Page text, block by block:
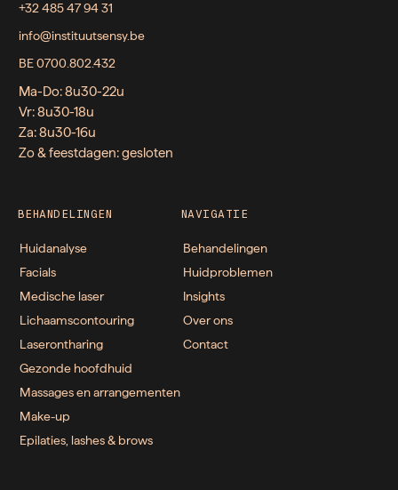
+32 485 47 94 31
info@instituutsensy.be
BE 0700.802.432
Ma-Do: 8u30-22u
Vr: 8u30-18u
Za: 8u30-16u
Zo & feestdagen: gesloten
BEHANDELINGEN
Huidanalyse
Facials
Medische laser
Lichaamscontouring
Laserontharing
Gezonde hoofdhuid
Massages en arrangementen
Make-up
Epilaties, lashes & brows
NAVIGATIE
Behandelingen
Huidproblemen
Insights
Over ons
Contact